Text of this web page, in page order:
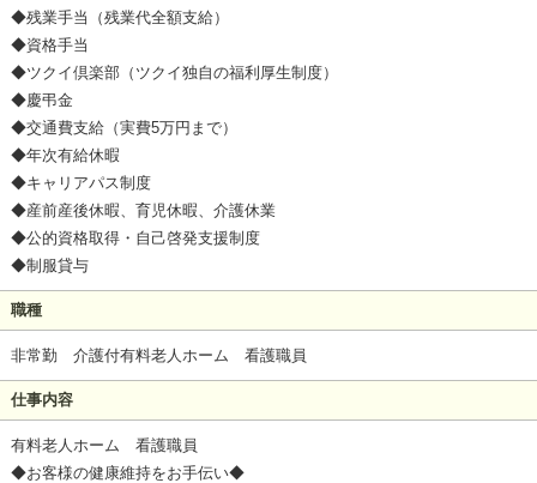
◆残業手当（残業代全額支給）
◆資格手当
◆ツクイ倶楽部（ツクイ独自の福利厚生制度）
◆慶弔金
◆交通費支給（実費5万円まで）
◆年次有給休暇
◆キャリアパス制度
◆産前産後休暇、育児休暇、介護休業
◆公的資格取得・自己啓発支援制度
◆制服貸与
職種
非常勤 介護付有料老人ホーム 看護職員
仕事内容
有料老人ホーム 看護職員
◆お客様の健康維持をお手伝い◆